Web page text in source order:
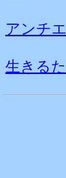
アンチ
生きる